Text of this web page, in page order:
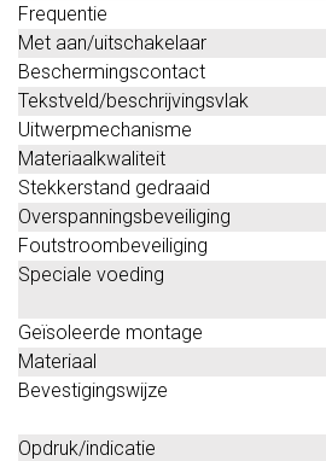
Frequentie
Met aan/uitschakelaar
Beschermingscontact
Tekstveld/beschrijvingsvlak
Uitwerpmechanisme
Materiaalkwaliteit
Stekkerstand gedraaid
Overspanningsbeveiliging
Foutstroombeveiliging
Speciale voeding
Geïsoleerde montage
Materiaal
Bevestigingswijze
Opdruk/indicatie